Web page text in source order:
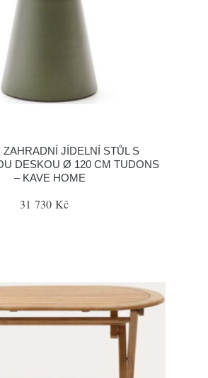
ZAHRADNÍ JÍDELNÍ STŮL S
DESKOU Ø 120 CM TUDONS
– KAVE HOME
31 730 Kč